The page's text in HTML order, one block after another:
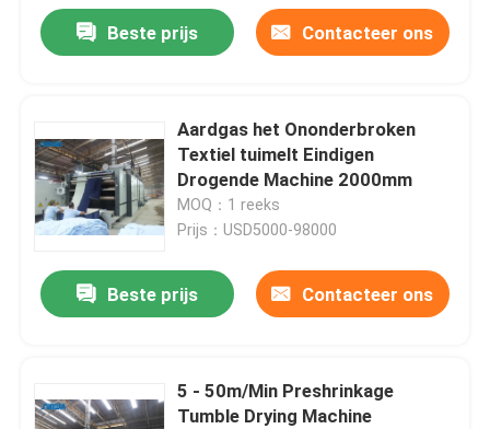
Beste prijs Contacteer ons
Aardgas het Ononderbroken
Textiel tuimelt Eindigen
Drogende Machine 2000mm
MOQ：1 reeks
Prijs：USD5000-98000
Beste prijs Contacteer ons
5 - 50m/Min Preshrinkage
Tumble Drying Machine